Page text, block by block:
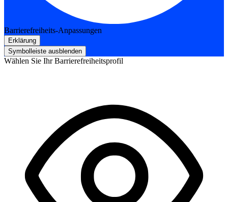
Barrierefreiheits-Anpassungen
Erklärung
Symbolleiste ausblenden
Wählen Sie Ihr Barrierefreiheitsprofil